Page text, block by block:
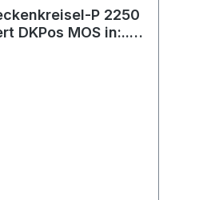
P 2250
DKPos MOS in:...